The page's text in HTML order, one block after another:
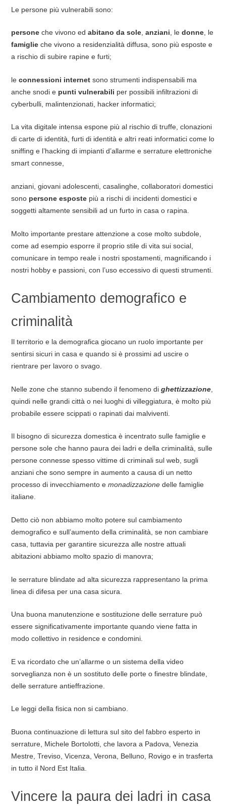
Le persone più vulnerabili sono:
personeche vivono ed abitano da sole, anziani , ledonne, le
famiglieche vivono a residenzialità diffusa, sono più esposte e
a rischio di subire rapine e furti;
le connessioni internetsono strumenti indispensabili ma
anche snodi e punti vulnerabili per possibili infiltrazioni di
cyberbulli, malintenzionati, hacker informatici;
La vita digitale intensa espone più al rischio di truffe, clonazioni
di carte di identità, furti di identità e altri reati informatici come lo
sniffing e l’hacking di impianti d’allarme e serrature elettroniche
smart connesse,
anziani, giovani adolescenti, casalinghe, collaboratori domestici
sono persone espostepiù a rischi di incidenti domestici e
soggetti altamente sensibili ad un furto in casa o rapina.
Molto importante prestare attenzione a cose molto subdole,
come ad esempio esporre il proprio stile di vita sui social,
comunicare in tempo reale i nostri spostamenti, magnificando i
nostri hobby e passioni, con l’uso eccessivo di questi strumenti.
Cambiamento demografico e
criminalità
Il territorio e la demografica giocano un ruolo importante per
sentirsi sicuri in casa e quando si è prossimi ad uscire o
rientrare per lavoro o svago.
Nelle zone che stanno subendo il fenomeno di ghettizzazione,
quindi nelle grandi città o nei luoghi di villeggiatura, è molto più
probabile essere scippati o rapinati dai malviventi.
Il bisogno di sicurezza domestica è incentrato sulle famiglie e
persone sole che hanno paura dei ladri e della criminalità, sulle
persone connesse spesso vittime di criminali sul web, sugli
anziani che sono sempre in aumento a causa di un netto
processo di invecchiamento e monadizzazionedelle famiglie
italiane.
Detto ciò non abbiamo molto potere sul cambiamento
demografico e sull’aumento della criminalità, se non cambiare
casa, tuttavia per garantire sicurezza alle nostre attuali
abitazioni abbiamo molto spazio di manovra;
le serrature blindate ad alta sicurezza rappresentano la prima
linea di difesa per una casa sicura.
Una buona manutenzione e sostituzione delle serrature può
essere significativamente importante quando viene fatta in
modo collettivo in residence e condomini.
E va ricordato che un’allarme o un sistema della video
sorveglianza non è un sostituto delle porte o finestre blindate,
delle serrature antieffrazione.
Le leggi della fisica non si cambiano.
Buona continuazione di lettura sul sito del fabbro esperto in
serrature, Michele Bortolotti, che lavora a Padova, Venezia
Mestre, Treviso, Vicenza, Verona, Belluno, Rovigo e in trasferta
in tutto il Nord Est Italia.
Vincere la paura dei ladri in casa